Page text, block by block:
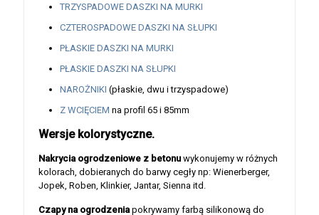
TRZYSPADOWE DASZKI NA MURKI
CZTEROSPADOWE DASZKI NA SŁUPKI
PŁASKIE DASZKI NA MURKI
PŁASKIE DASZKI NA SŁUPKI
NAROŻNIKI (płaskie, dwu i trzyspadowe)
Z WCIĘCIEM na profil 65 i 85mm
Wersje kolorystyczne.
Nakrycia ogrodzeniowe z betonu wykonujemy w różnych
kolorach, dobieranych do barwy cegły np: Wienerberger,
Jopek, Roben, Klinkier, Jantar, Sienna itd.
Czapy na ogrodzeniapokrywamy farbą silikonową do